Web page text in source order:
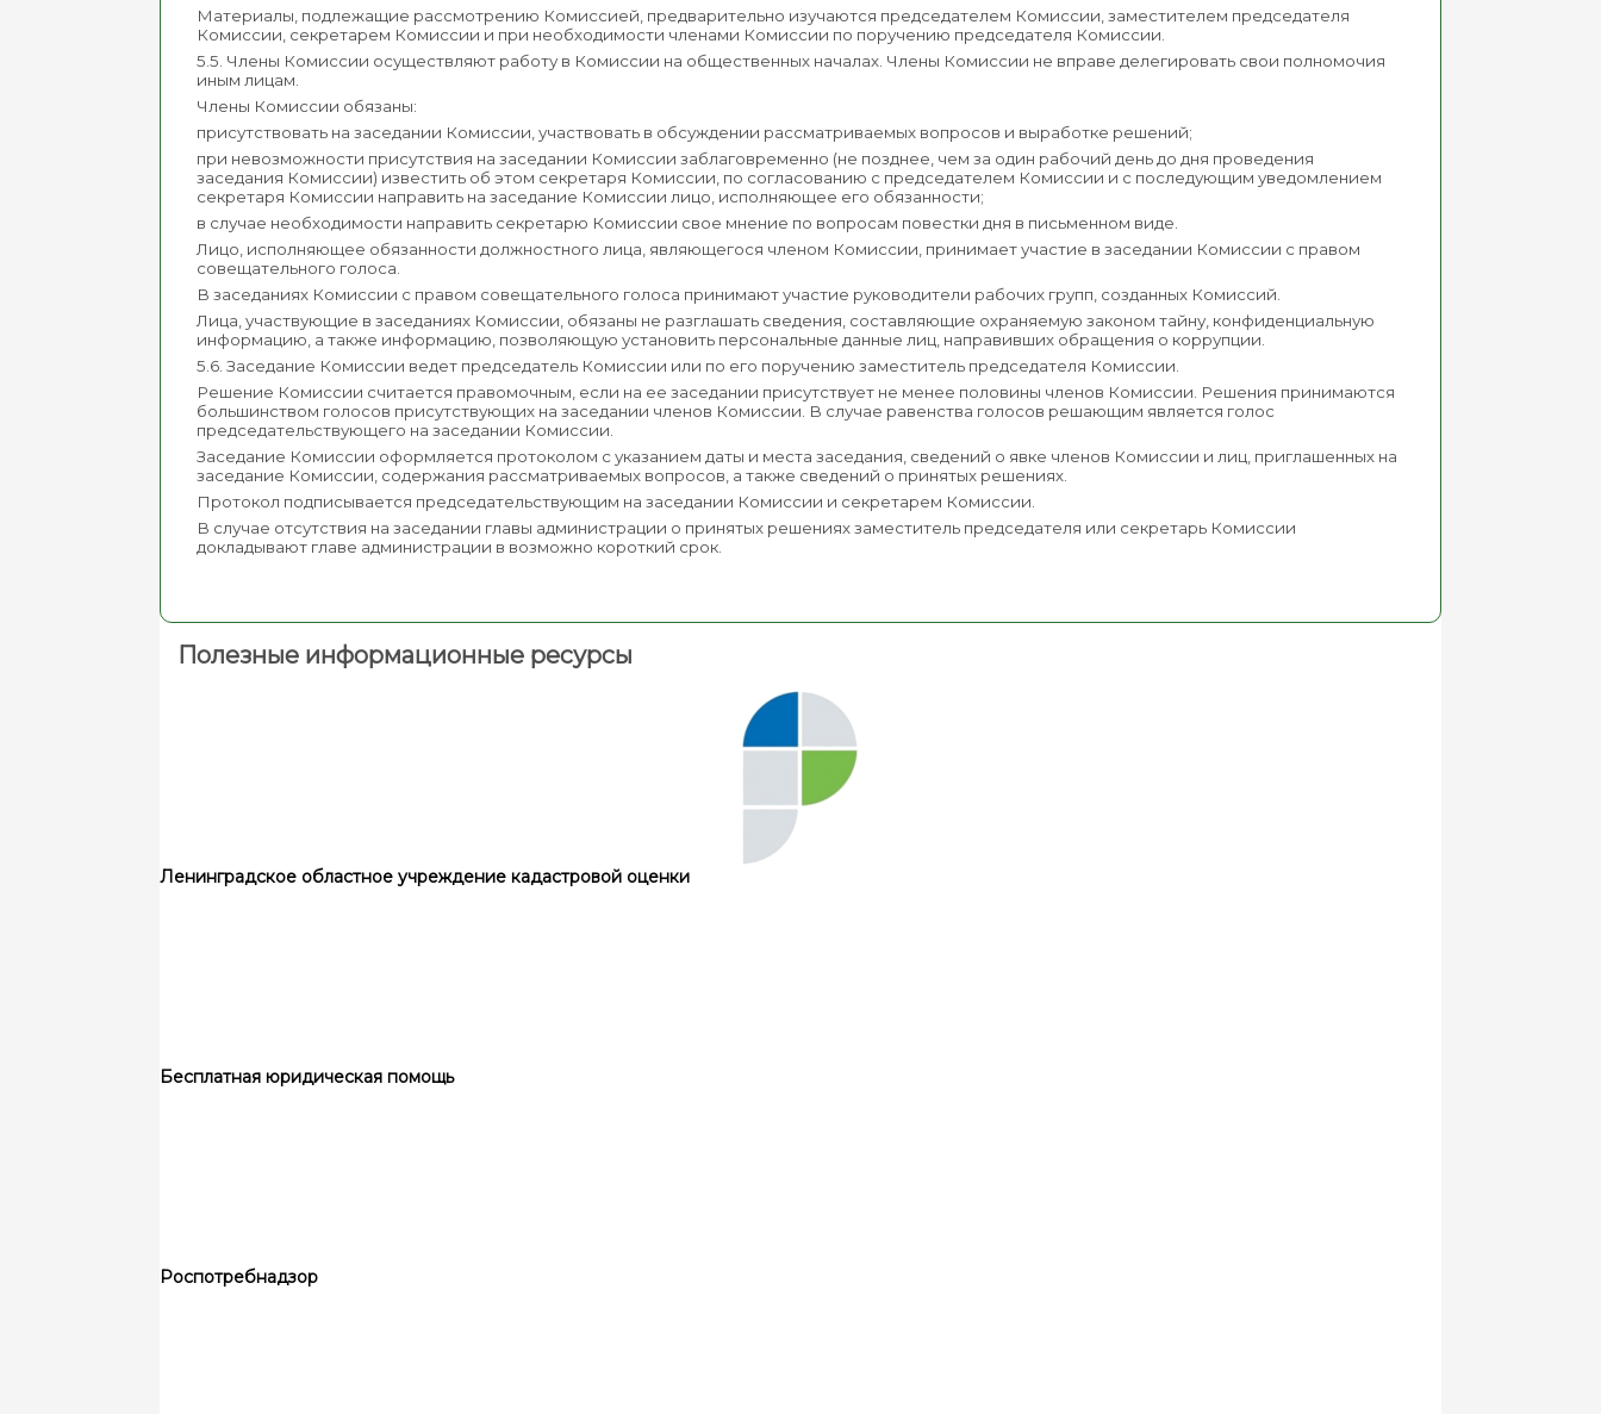
Материалы, подлежащие рассмотрению Комиссией, предварительно изучаются председателем Комиссии, заместителем председателя
Комиссии, секретарем Комиссии и при необходимости членами Комиссии по поручению председателя Комиссии.
5.5. Члены Комиссии осуществляют работу в Комиссии на общественных началах. Члены Комиссии не вправе делегировать свои полномочия
иным лицам.
Члены Комиссии обязаны:
присутствовать на заседании Комиссии, участвовать в обсуждении рассматриваемых вопросов и выработке решений;
при невозможности присутствия на заседании Комиссии заблаговременно (не позднее, чем за один рабочий день до дня проведения
заседания Комиссии) известить об этом секретаря Комиссии, по согласованию с председателем Комиссии и с последующим уведомлением
секретаря Комиссии направить на заседание Комиссии лицо, исполняющее его обязанности;
в случае необходимости направить секретарю Комиссии свое мнение по вопросам повестки дня в письменном виде.
Лицо, исполняющее обязанности должностного лица, являющегося членом Комиссии, принимает участие в заседании Комиссии с правом
совещательного голоса.
В заседаниях Комиссии с правом совещательного голоса принимают участие руководители рабочих групп, созданных Комиссий.
Лица, участвующие в заседаниях Комиссии, обязаны не разглашать сведения, составляющие охраняемую законом тайну, конфиденциальную
информацию, а также информацию, позволяющую установить персональные данные лиц, направивших обращения о коррупции.
5.6. Заседание Комиссии ведет председатель Комиссии или по его поручению заместитель председателя Комиссии.
Решение Комиссии считается правомочным, если на ее заседании присутствует не менее половины членов Комиссии. Решения принимаются
большинством голосов присутствующих на заседании членов Комиссии. В случае равенства голосов решающим является голос
председательствующего на заседании Комиссии.
Заседание Комиссии оформляется протоколом с указанием даты и места заседания, сведений о явке членов Комиссии и лиц, приглашенных на
заседание Комиссии, содержания рассматриваемых вопросов, а также сведений о принятых решениях.
Протокол подписывается председательствующим на заседании Комиссии и секретарем Комиссии.
В случае отсутствия на заседании главы администрации о принятых решениях заместитель председателя или секретарь Комиссии
докладывают главе администрации в возможно короткий срок.
Полезные информационные ресурсы
Ленинградское областное учреждение кадастровой оценки
Бесплатная юридическая помощь
Роспотребнадзор